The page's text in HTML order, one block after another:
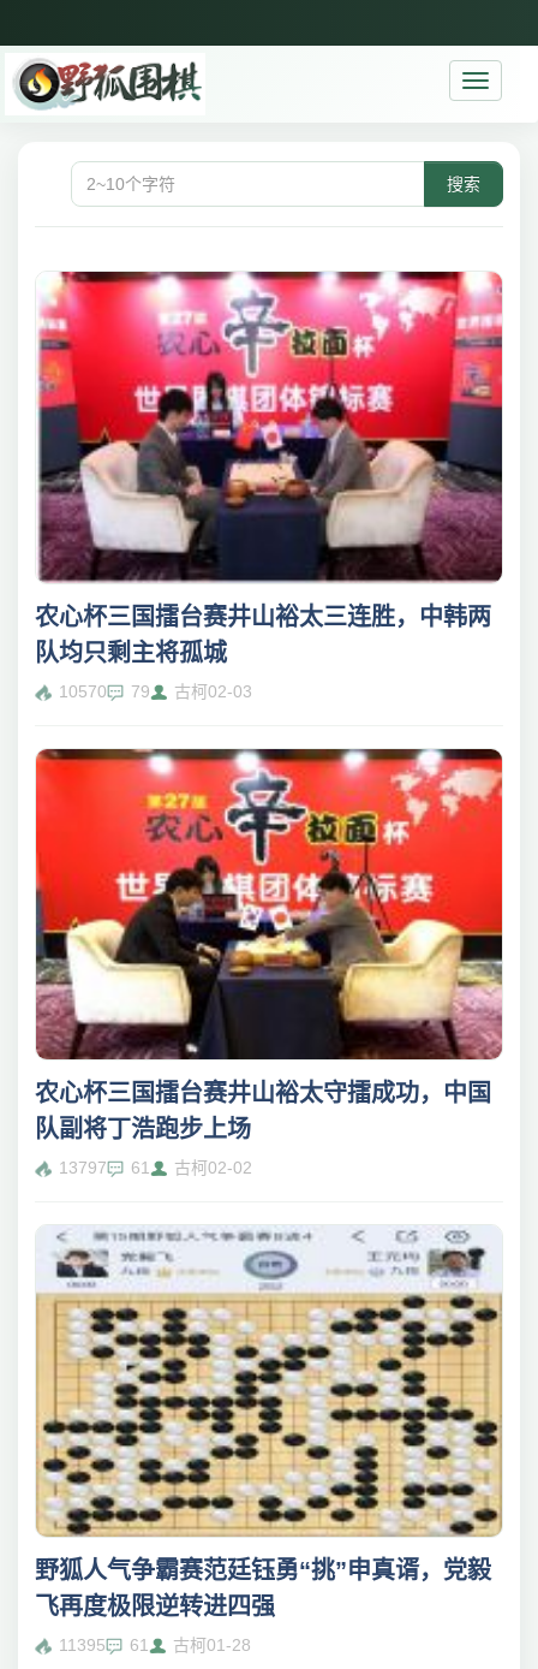
Toggle
搜索
农心杯三国擂台赛井山裕太三连胜，中韩两
队均只剩主将孤城
10570 79 古柯02-03
农心杯三国擂台赛井山裕太守擂成功，中国
队副将丁浩跑步上场
13797 61 古柯02-02
野狐人气争霸赛范廷钰勇“挑”申真谞，党毅
飞再度极限逆转进四强
11395 61 古柯01-28